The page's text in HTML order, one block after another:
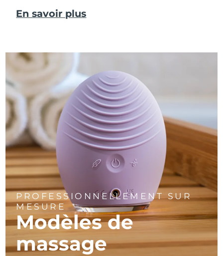
En savoir plus
PROFESSIONNELLEMENT SUR
MESURE
Modèles de
massage